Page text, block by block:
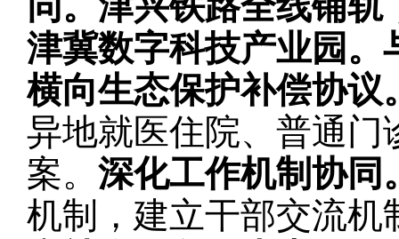
津冀数字科技产业园。
横向生态保护补偿协议
异地就医住院、普通门
案。 深化工作机制协同
机制，建立干部交流机